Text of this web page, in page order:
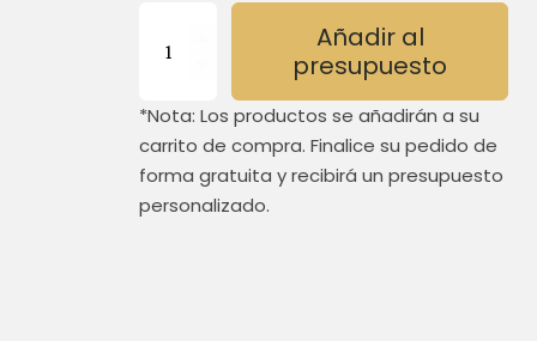
cantidad
Añadir al
presupuesto
*Nota: Los productos se añadirán a su
carrito de compra. Finalice su pedido de
forma gratuita y recibirá un presupuesto
personalizado.